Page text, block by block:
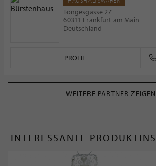
Töngesgasse 27
60311 Frankfurt am Main
Deutschland
PROFIL
WEITERE PARTNER ZEIGEN
INTERESSANTE